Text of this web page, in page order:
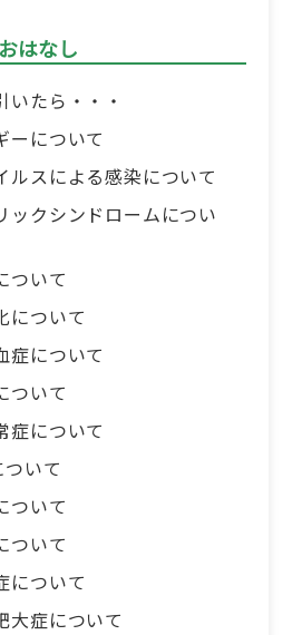
はなし
いたら・・・
ーについて
ルスによる感染について
ックシンドロームについ
ついて
について
症について
ついて
症について
ついて
ついて
ついて
について
大症について